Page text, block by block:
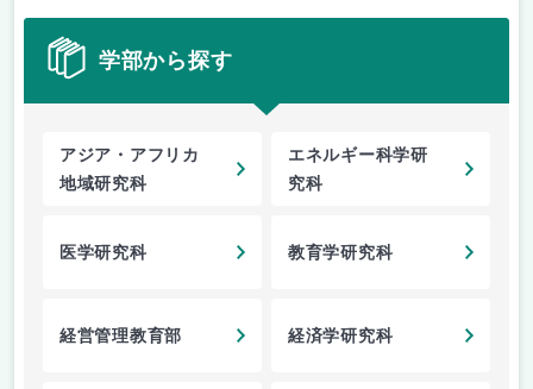
学部から探す
アジア・アフリカ
地域研究科
エネルギー科学研
究科
医学研究科 教育学研究科
経営管理教育部 経済学研究科